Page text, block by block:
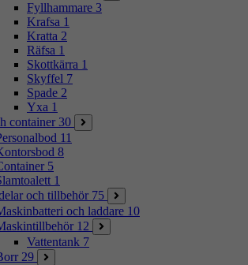
Fyllhammare 3
Krafsa 1
Kratta 2
Räfsa 1
Skottkärra 1
Skyffel 7
Spade 2
Yxa 1
container 30
11
8
5
1
och tillbehör 75
och laddare 10
12
Vattentank 7
29